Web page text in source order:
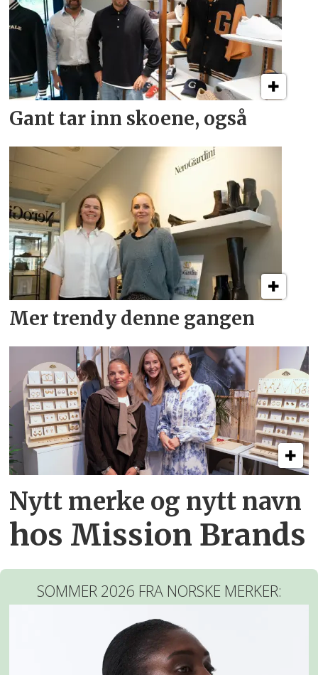
Gant tar inn skoene, også
Mer trendy denne gangen
Nytt merke og nytt navn
hos Mission Brands
SOMMER 2026 FRA NORSKE MERKER: